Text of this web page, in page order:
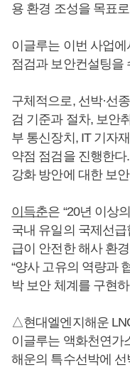
용 환경 조성을 목표
이글루는 이번 사업
점검과 보안컨설팅을
구체적으로, 선박·선
검 기준과 절차, 보안
부 통신장치, IT 기자
약점 점검을 진행한
강화 방안에 대한 보
이득춘은 “20년 이상
국내 유일의 국제선
급이 안전한 해사 환
“양사 고유의 역량과
박 보안 체계를 구현
△현대엘엔지해운
이글루는 액화천연가
해운의 특수선박에 선